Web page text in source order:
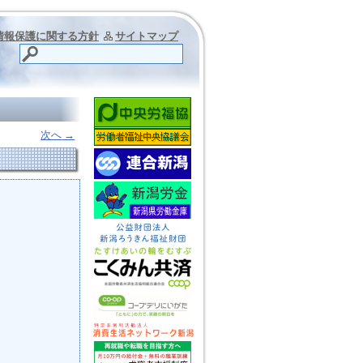
報保護に関する方針 サイトマップ
次へ →